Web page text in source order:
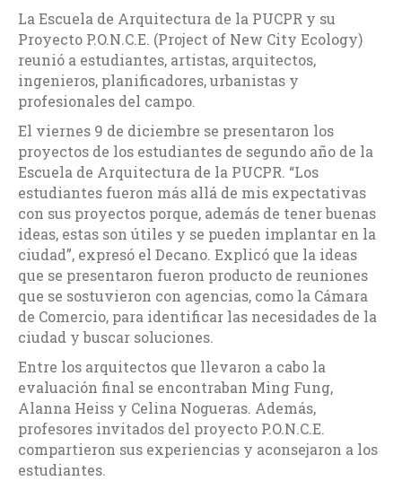
La Escuela de Arquitectura de la PUCPR y su
Proyecto P.O.N.C.E. (Project of New City Ecology)
reunió a estudiantes, artistas, arquitectos,
ingenieros, planificadores, urbanistas y
profesionales del campo.
El viernes 9 de diciembre se presentaron los
proyectos de los estudiantes de segundo año de la
Escuela de Arquitectura de la PUCPR. “Los
estudiantes fueron más allá de mis expectativas
con sus proyectos porque, además de tener buenas
ideas, estas son útiles y se pueden implantar en la
ciudad”, expresó el Decano. Explicó que la ideas
que se presentaron fueron producto de reuniones
que se sostuvieron con agencias, como la Cámara
de Comercio, para identificar las necesidades de la
ciudad y buscar soluciones.
Entre los arquitectos que llevaron a cabo la
evaluación final se encontraban Ming Fung,
Alanna Heiss y Celina Nogueras. Además,
profesores invitados del proyecto P.O.N.C.E.
compartieron sus experiencias y aconsejaron a los
estudiantes.